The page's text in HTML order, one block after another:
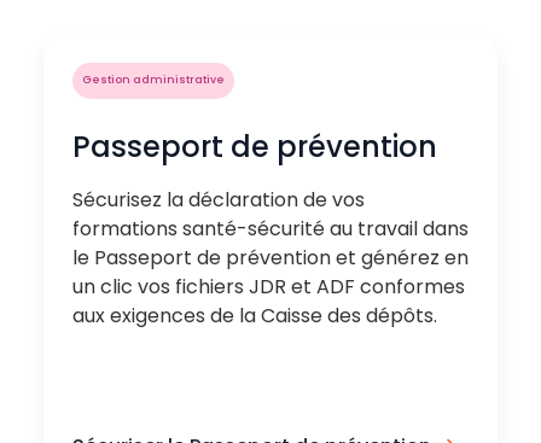
Gestion administrative
Passeport de prévention
Sécurisez la déclaration de vos
formations santé-sécurité au travail dans
le Passeport de prévention et générez en
un clic vos fichiers JDR et ADF conformes
aux exigences de la Caisse des dépôts.